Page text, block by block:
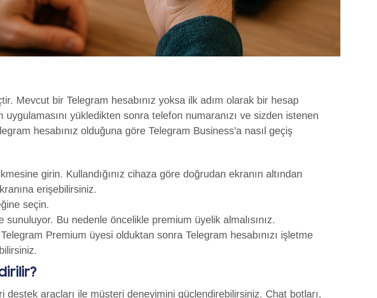
Mevcut bir Telegram hesabınız yoksa ilk adım olarak bir hesap
uygulamasını yükledikten sonra telefon numaranızı ve sizden istenen
hesabınız olduğuna göre Telegram Business’a nasıl geçiş
girin. Kullandığınız cihaza göre doğrudan ekranın altından
erişebilirsiniz.
seçin.
Bu nedenle öncelikle premium üyelik almalısınız.
Premium üyesi olduktan sonra Telegram hesabınızı işletme
araçları ile müşteri deneyimini güçlendirebilirsiniz. Chat botları,